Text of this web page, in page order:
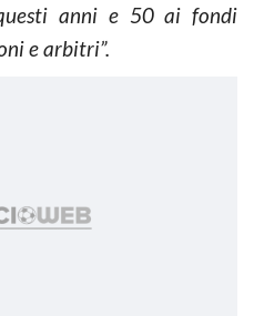
anni e 50 ai fondi
e arbitri”.